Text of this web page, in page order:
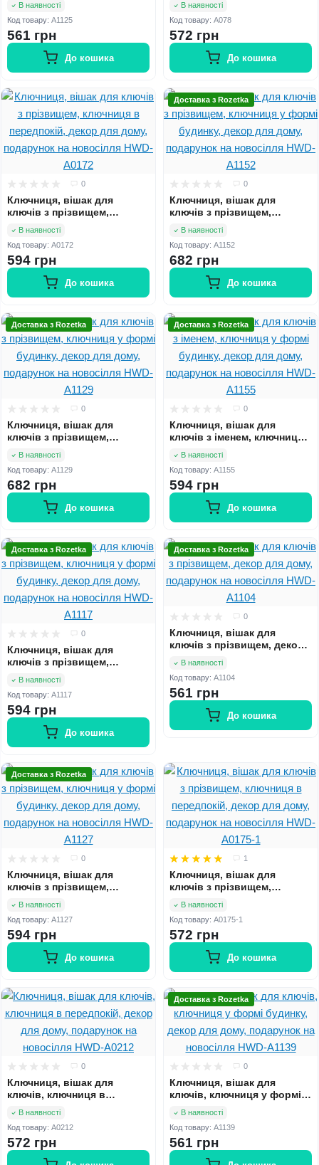
декор для дому, подарунок
на новосілля HWD-A1125
В наявності
Код товару: A1125
561 грн
До кошика
декор для дому, подарунок
на новосілля HWD-A078
В наявності
Код товару: A078
572 грн
До кошика
0
Ключниця, вішак для
ключів з прізвищем,
декор для дому, подарунок
на новосілля HWD-A0172
В наявності
Код товару: A0172
594 грн
До кошика
Доставка з Rozetka
0
Ключниця, вішак для
ключів з прізвищем,
декор для дому, подарунок
на новосілля HWD-A1152
В наявності
Код товару: A1152
682 грн
До кошика
Доставка з Rozetka
0
Ключниця, вішак для
ключів з прізвищем,
декор для дому, подарунок
на новосілля HWD-A1129
В наявності
Код товару: A1129
682 грн
До кошика
Доставка з Rozetka
0
Ключниця, вішак для
ключів з іменем, ключниця у
дому, подарунок на
новосілля HWD-A1155
В наявності
Код товару: A1155
594 грн
До кошика
Доставка з Rozetka
0
Ключниця, вішак для
ключів з прізвищем,
декор для дому, подарунок
на новосілля HWD-A1117
В наявності
Код товару: A1117
594 грн
До кошика
Доставка з Rozetka
0
Ключниця, вішак для
ключів з прізвищем, декор
новосілля HWD-A1104
В наявності
Код товару: A1104
561 грн
До кошика
Доставка з Rozetka
0
Ключниця, вішак для
ключів з прізвищем,
декор для дому, подарунок
на новосілля HWD-A1127
В наявності
Код товару: A1127
594 грн
До кошика
1
Ключниця, вішак для
ключів з прізвищем,
декор для дому, подарунок
на новосілля HWD-A0175-1
В наявності
Код товару: A0175-1
572 грн
До кошика
0
Ключниця, вішак для
ключів, ключниця в
дому, подарунок на
новосілля HWD-A0212
В наявності
Код товару: A0212
572 грн
Доставка з Rozetka
0
Ключниця, вішак для
ключів, ключниця у формі
подарунок на новосілля
HWD-A1139
В наявності
Код товару: A1139
561 грн